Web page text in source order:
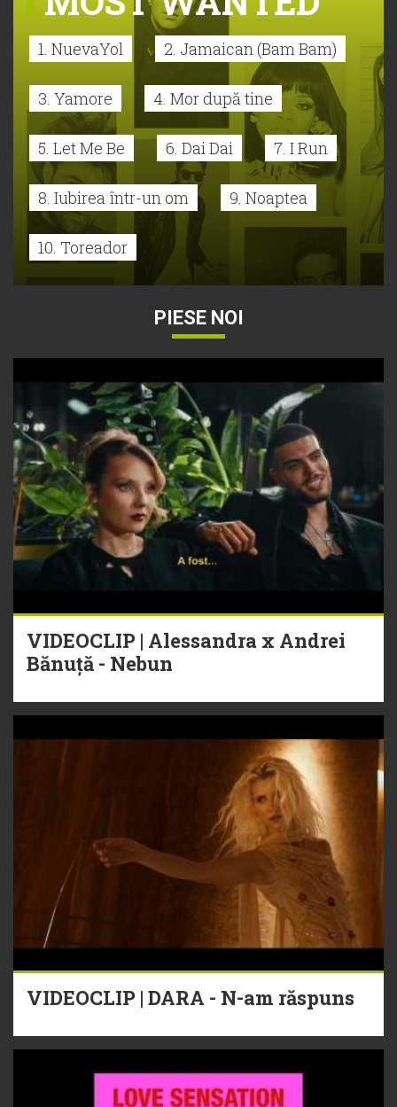
1. NuevaYol 2. Jamaican (Bam Bam)
3. Yamore 4. Mor după tine
5. Let Me Be 6. Dai Dai 7. I Run
8. Iubirea într-un om 9. Noaptea
10. Toreador
PIESE NOI
VIDEOCLIP | Alessandra x Andrei
Bănuță - Nebun
VIDEOCLIP | DARA - N-am răspuns